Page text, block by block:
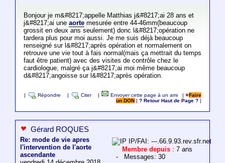
Bonjour je m&#8217;appelle Matthias j&#8217;ai 28 ans et
j&#8217;ai une aortemesurée entre 44-46mm(beaucoup
grossit en deux ans seulement) donc l&#8217;opération ne
tardera plus pour moi aussi. Je me suis déjà beaucoup
renseigné sur l&#8217;après opération et normalement on
retrouve une vie tout à fais normal(mais ça mettrait du temps
faut être patient) avec des visites de contrôle chez le
cardiologue, malgré ça j&#8217;ai moi même beaucoup
d&#8217;angoisse sur l&#8217;après opération.
Répondre Citer Envoyer cette page à un ami |
Faire
un DON
|? Retour Haut de Page ?
Gérard ROQUES
Re: mode de vie apres
l'intervention de l'aorte
ascendante
IP/FAI: ---.66.9.93.rev.sfr.net
Membre depuis : 7 ans
- Messages: 30